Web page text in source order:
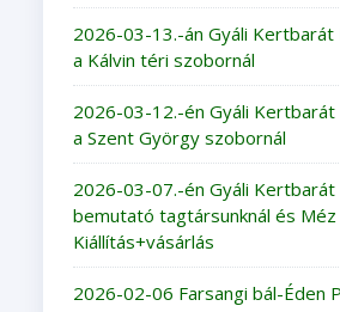
2026-03-13.-án Gyáli Kertbarát
a Kálvin téri szobornál
2026-03-12.-én Gyáli
a Szent György szobornál
2026-03-07.-én Gyáli
bemutató tagtársunknál és Méz
Kiállítás+vásárlás
2026-02-06 Farsangi bál-Éden